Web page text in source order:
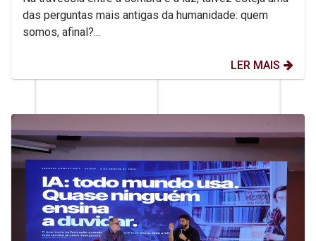
das perguntas mais antigas da humanidade: quem
somos, afinal?...
LER MAIS